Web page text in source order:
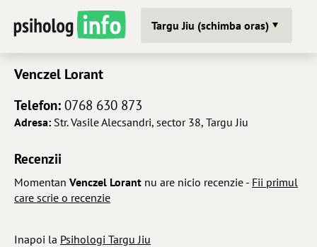
Targu Jiu (schimba oras)
Venczel Lorant
Telefon: 0768 630 873
Adresa: Str. Vasile Alecsandri, sector 38, Targu Jiu
Recenzii
Momentan Venczel Lorant nu are nicio recenzie - Fii primul
care scrie o recenzie
Inapoi la Psihologi Targu Jiu